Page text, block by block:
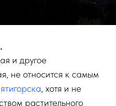
и другое
не относится к самым
, хотя и не
растительного